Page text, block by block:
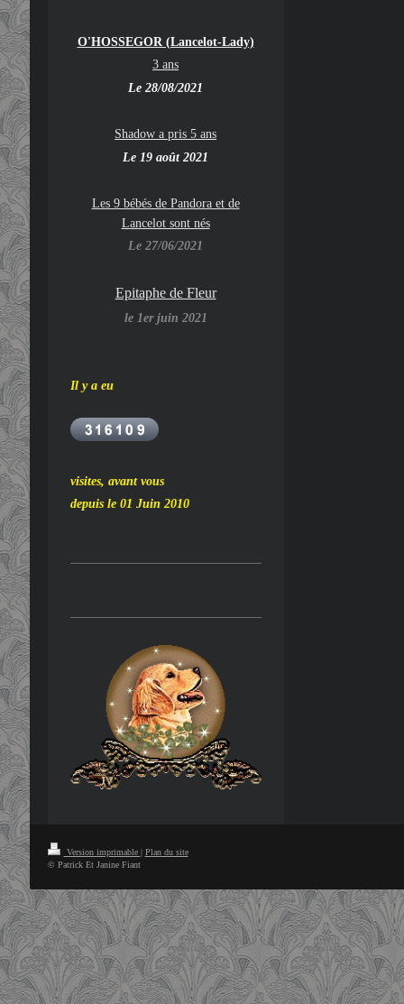
O'HOSSEGOR (Lancelot-Lady)
3 ans
Le 28/08/2021
Shadow a pris 5 ans
Le 19 août 2021
Les 9 bébés de Pandora et de
Lancelot sont nés
Le 27/06/2021
Epitaphe de Fleur
le 1er juin 2021
Il y a eu
visites, avant vous
depuis le 01 Juin 2010
Version imprimable | Plan du site
© Patrick Et Janine Fiant